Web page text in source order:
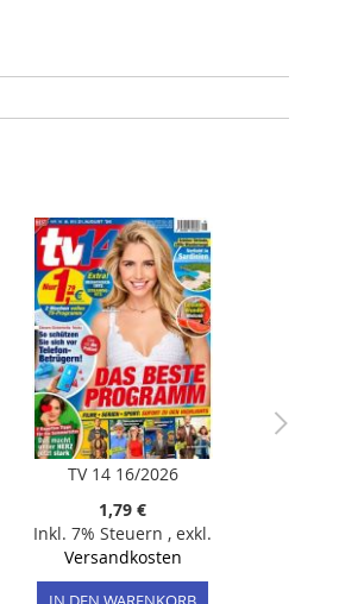
TV 14 16/2026
1,79 €
Inkl. 7% Steuern , exkl.
Versandkosten